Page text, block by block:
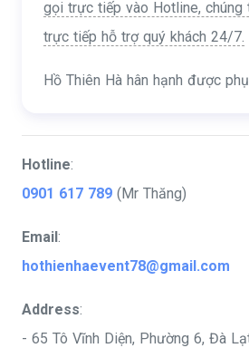
Tổ
Ch
ức
Sự
Kiệ
n
gọi trực tiếp vào Hotline, chúng
trực tiếp hỗ trợ quý khách 24/7.
Hồ Thiên Hà hân hạnh được
Hotline:
0901 617 789 (Mr Thăng)
Email:
hothienhaevent78@gmail.com
Address:
- 65 Tô Vĩnh Diện, Phường 6, Đà